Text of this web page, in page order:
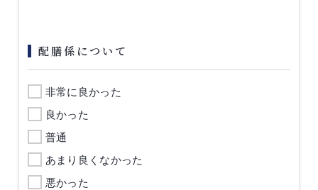
配膳係について
非常に良かった
良かった
普通
あまり良くなかった
悪かった